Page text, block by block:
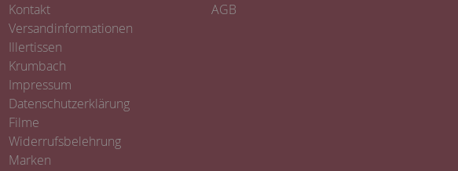
Kontakt
Versandinformationen
Illertissen
Krumbach
Impressum
Datenschutzerklärung
Filme
Widerrufsbelehrung
Marken
AGB